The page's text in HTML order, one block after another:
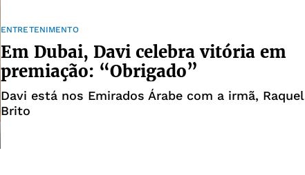
ENTRETENIMENTO
Em Dubai, Davi celebra vitória em
premiação: “Obrigado”
Davi está nos Emirados Árabe com a irmã, Raquel
Brito